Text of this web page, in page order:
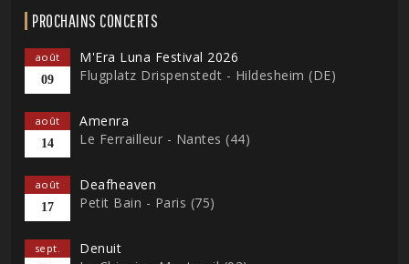
PROCHAINS CONCERTS
août
09
M'Era Luna Festival 2026
Flugplatz Drispenstedt - Hildesheim (DE)
août
14
Amenra
Le Ferrailleur - Nantes (44)
août
17
Deafheaven
Petit Bain - Paris (75)
sept.
Denuit